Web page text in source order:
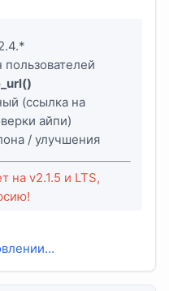
(ссылка на
айпи)
/ улучшения
на v2.1.5 и LTS,